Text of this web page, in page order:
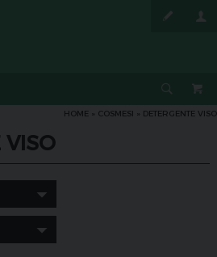
HOME » COSMESI » DETERGENTE VISO
VISO